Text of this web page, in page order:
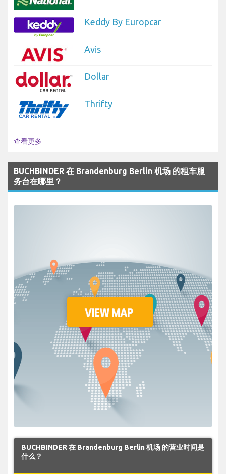
Keddy By Europcar
Avis
Dollar
Thrifty
查看更多
BUCHBINDER 在 Brandenburg Berlin 机场 的租车服
务台在哪里？
BUCHBINDER 在 Brandenburg Berlin 机场 的营业时间是
什么？